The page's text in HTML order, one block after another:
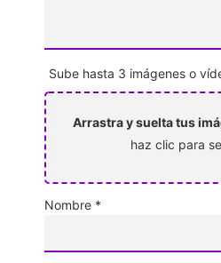
Sube hasta 3 imágenes o
Arrastra y suelta tus
haz clic para
Nombre *